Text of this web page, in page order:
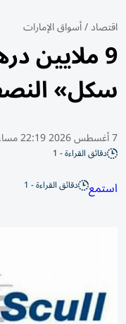
اقتصاد/أسواق الإمارات
9 ملايين
سكل»
7 أغسطس 2026 22:19 مساء
دقائق القراءة - 1
استمع دقائق القراءة - 1